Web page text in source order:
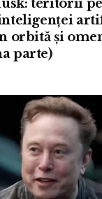
teritorii
orbită și
parte)